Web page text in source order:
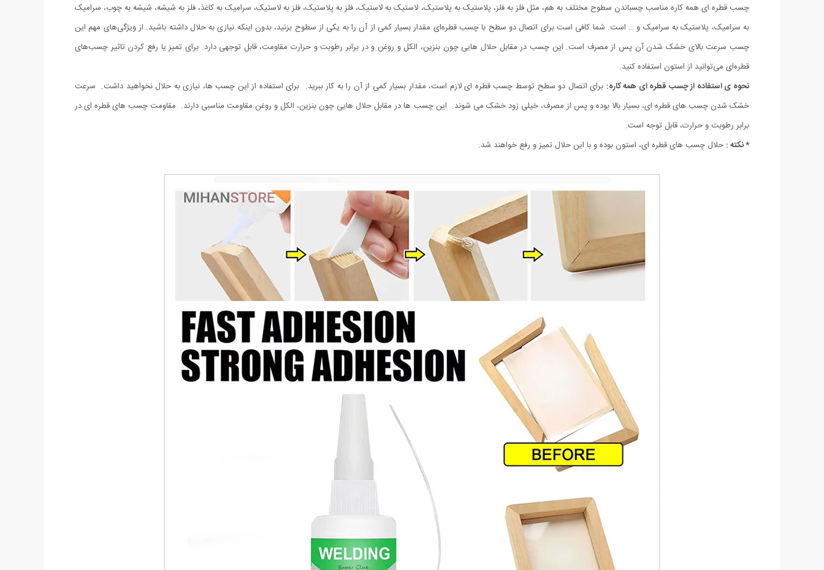
چسب قطره ای همه کاره مناسب چسباندن سطوح مختلف به هم، مثل فلز به فلز، پلاستیک به پلاستیک، لاستیک به لاستیک، فلز به پلاستیک، فلز به لاستیک، سرامیک به کاغذ، فلز به شیشه، شیشه به چوب، سرامیک
به سرامیک، پلاستیک به سرامیک و … است. شما کافی است برای اتصال دو سطح با چسب قطره‌ای مقدار بسیار کمی از آن را به یکی از سطوح بزنید، بدون اینکه نیازی به حلال داشته باشید. از ویژگی‌های مهم این
چسب سرعت بالای خشک شدن آن پس از مصرف است. این چسب در مقابل حلال هایی چون بنزین، الکل و روغن و در برابر رطوبت و حرارت مقاومت، قابل توجهی دارد. برای تمیز یا رفع کردن تاثیر چسب‌های
قطره‌ای می‌توانید از استون استفاده کنید.
نحوه ی استفاده از چسب قطره ای همه کاره: برای اتصال دو سطح توسط چسب قطره ای لازم است، مقدار بسیار کمی از آن را به کار ببرید. برای استفاده از این چسب ها، نیازی به حلال نخواهید داشت. سرعت
خشک شدن چسب های قطره ای، بسیار بالا بوده و پس از مصرف، خیلی زود خشک می شوند. این چسب ها در مقابل حلال هایی چون بنزین، الکل و روغن مقاومت مناسبی دارند. مقاومت چسب های قطره ای در
برابر رطوبت و حرارت، قابل توجه است.
* نکته : حلال چسب های قطره ای، استون بوده و با این حلال تمیز و رفع خواهند شد.